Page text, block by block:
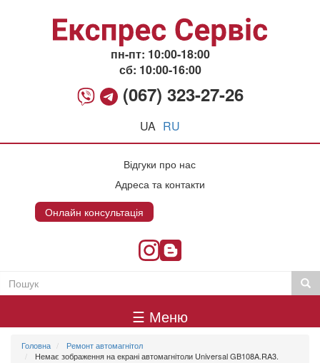
пн-пт: 10:00-18:00
сб: 10:00-16:00
(067) 323-27-26
UA RU
Відгуки про нас
Адреса та контакти
Онлайн консультація
Пошукова
Пошук
меню
☰ Меню
Головна
Ремонт автомагнітол
Немає зображення на екрані автомагнітоли Universal GB108A.RA3.